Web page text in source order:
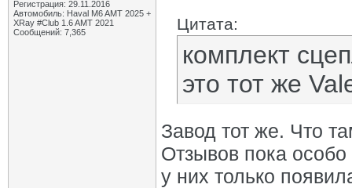
Регистрация: 29.11.2016
Автомобиль: Haval M6 AMT 2025 +
XRay #Club 1.6 AMT 2021
Сообщений: 7,365
Цитата:
комплект
это тот же
Завод тот же. Что
Отзывов пока
у них только